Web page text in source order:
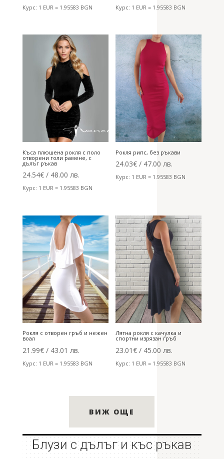
Курс: 1 EUR = 1.95583 BGN Курс: 1 EUR = 1.95583 BGN
Къса плюшена рокля с поло
отворени голи рамене, с
дълъг ръкав
24.54€/ 48.00 лв.
Курс: 1 EUR = 1.95583 BGN
Рокля рипс, без ръкави
24.03€ / 47.00 лв.
Курс: 1 EUR = 1.95583 BGN
Рокля с отворен гръб и нежен
воал
21.99€/ 43.01 лв.
Курс: 1 EUR = 1.95583 BGN
Лятна рокля с качулка и
спортни изрязан гръб
23.01€ / 45.00 лв.
Курс: 1 EUR = 1.95583 BGN
ВИЖ ОЩЕ
Блузи с дълъг и къс ръкав